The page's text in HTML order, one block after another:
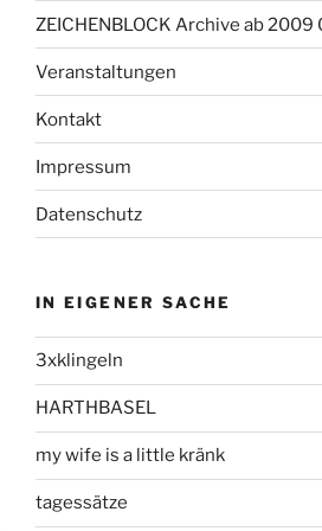
ZEICHENBLOCK Archive ab 2009
Veranstaltungen
Kontakt
Impressum
Datenschutz
IN EIGENER SACHE
3xklingeln
HARTHBASEL
my wife is a little kränk
tagessätze